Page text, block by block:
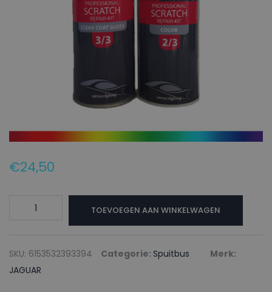
€24,50
JAGUAR
Blanke
lak
TOEVOEGEN AAN WINKELWAGEN
SKU: 6153532393394 Categorie: Spuitbus
Merk:
JAGUAR